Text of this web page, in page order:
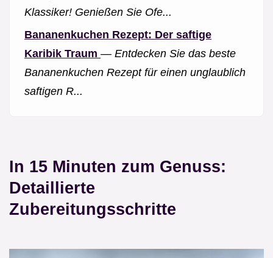
Klassiker! Genießen Sie Ofe...
Bananenkuchen Rezept: Der saftige
Karibik Traum — Entdecken Sie das beste
Bananenkuchen Rezept für einen unglaublich
saftigen R...
In 15 Minuten zum Genuss:
Detaillierte
Zubereitungsschritte